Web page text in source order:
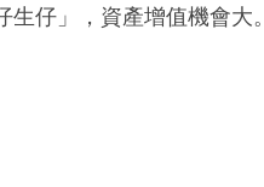
仔」，資產增值機會大。